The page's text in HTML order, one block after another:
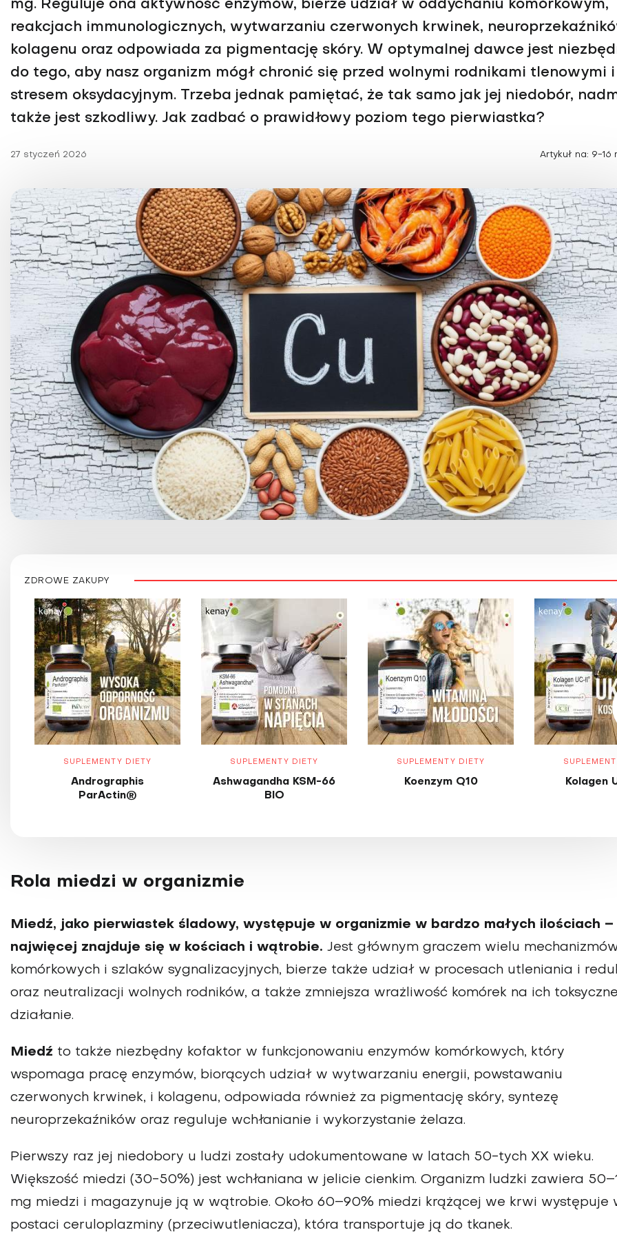
Choroby kobiece
Choroby laryngologiczne
Choroby zębów i dziąseł
Nowotwory
Odporność
mg. Reguluje ona aktywność enzymów, bierze udział w oddychaniu komórkowym,
reakcjach immunologicznych, wytwarzaniu czerwonych krwinek,
kolagenu oraz odpowiada za pigmentację skóry. W optymalnej dawce jest
do tego, aby nasz organizm mógł chronić się przed wolnymi rodnikami tlenowymi i
stresem oksydacyjnym. Trzeba jednak pamiętać, że tak samo jak jej niedobór,
także jest szkodliwy. Jak zadbać o prawidłowy poziom tego pierwiastka?
27 styczeń 2026 Artykuł na: 9-16
ZDROWE ZAKUPY
SUPLEMENTY DIETY
Andrographis
ParActin®
SUPLEMENTY DIETY
Ashwagandha KSM-66
BIO
SUPLEMENTY DIETY
Koenzym Q10 Kolagen
Rola miedzi w organizmie
Miedź, jako pierwiastek śladowy, występuje w organizmie w bardzo małych ilościach –
najwięcej znajduje się w kościach i wątrobie. Jest głównym graczem wielu
komórkowych i szlaków sygnalizacyjnych, bierze także udział w procesach utleniania i
oraz neutralizacji wolnych rodników, a także zmniejsza wrażliwość komórek na ich toksyczne
działanie.
Miedź to także niezbędny kofaktor w funkcjonowaniu enzymów komórkowych, który
wspomaga pracę enzymów, biorących udział w wytwarzaniu energii, powstawaniu
czerwonych krwinek, i kolagenu, odpowiada również za pigmentację skóry, syntezę
neuroprzekaźników oraz reguluje wchłanianie i wykorzystanie żelaza.
Pierwszy raz jej niedobory u ludzi zostały udokumentowane w latach 50-tych XX wieku.
Większość miedzi (30-50%) jest wchłaniana w jelicie cienkim. Organizm ludzki zawiera
mg miedzi i magazynuje ją w wątrobie. Około 60–90% miedzi krążącej we krwi występuje
postaci ceruloplazminy (przeciwutleniacza), która transportuje ją do tkanek.